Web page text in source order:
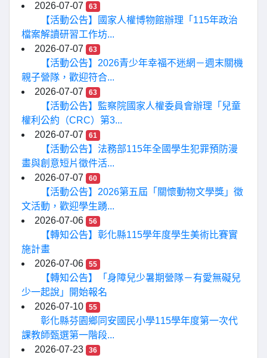
2026-07-07
63
【活動公告】國家人權博物館辦理「115年政治
檔案解讀研習工作坊...
2026-07-07
63
【活動公告】2026青少年幸福不迷網－週末關機
親子營隊，歡迎符合...
2026-07-07
63
【活動公告】監察院國家人權委員會辦理「兒童
權利公約（CRC）第3...
2026-07-07
61
【活動公告】法務部115年全國學生犯罪預防漫
畫與創意短片徵件活...
2026-07-07
60
【活動公告】2026第五屆「關懷動物文學獎」徵
文活動，歡迎學生踴...
2026-07-06
56
【轉知公告】彰化縣115學年度學生美術比賽實
施計畫
2026-07-06
55
【轉知公告】「身障兒少暑期營隊－有愛無礙兒
少一起說」開始報名
2026-07-10
55
彰化縣芬園鄉同安國民小學115學年度第一次代
課教師甄選第一階段...
2026-07-23
36